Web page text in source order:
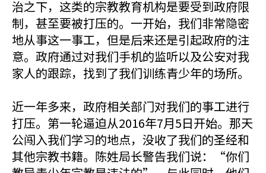
治之下，这类的宗教教育机构是要受到政府限
制，甚至要被打压的。一开始，我们非常隐密
地从事这一事工，但是后来还是引起政府的注
意。政府通过对我们手机的监听以及公安对我
家人的跟踪，找到了我们训练青少年的场所。
近一年多来，政府相关部门对我们的事工进行
打压。第一轮逼迫从2016年7月5日开始。那天
公闯入我们学习的地点，没收了我们的圣经和
其他宗教书籍。陈姓局长警告我们说：“你们